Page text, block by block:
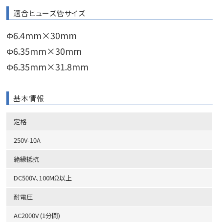
適合ヒューズ管サイズ
Φ6.4mm×30mm
Φ6.35mm×30mm
Φ6.35mm×31.8mm
基本情報
定格
250V-10A
絶縁抵抗
DC500V、100MΩ以上
耐電圧
AC2000V (1分間)